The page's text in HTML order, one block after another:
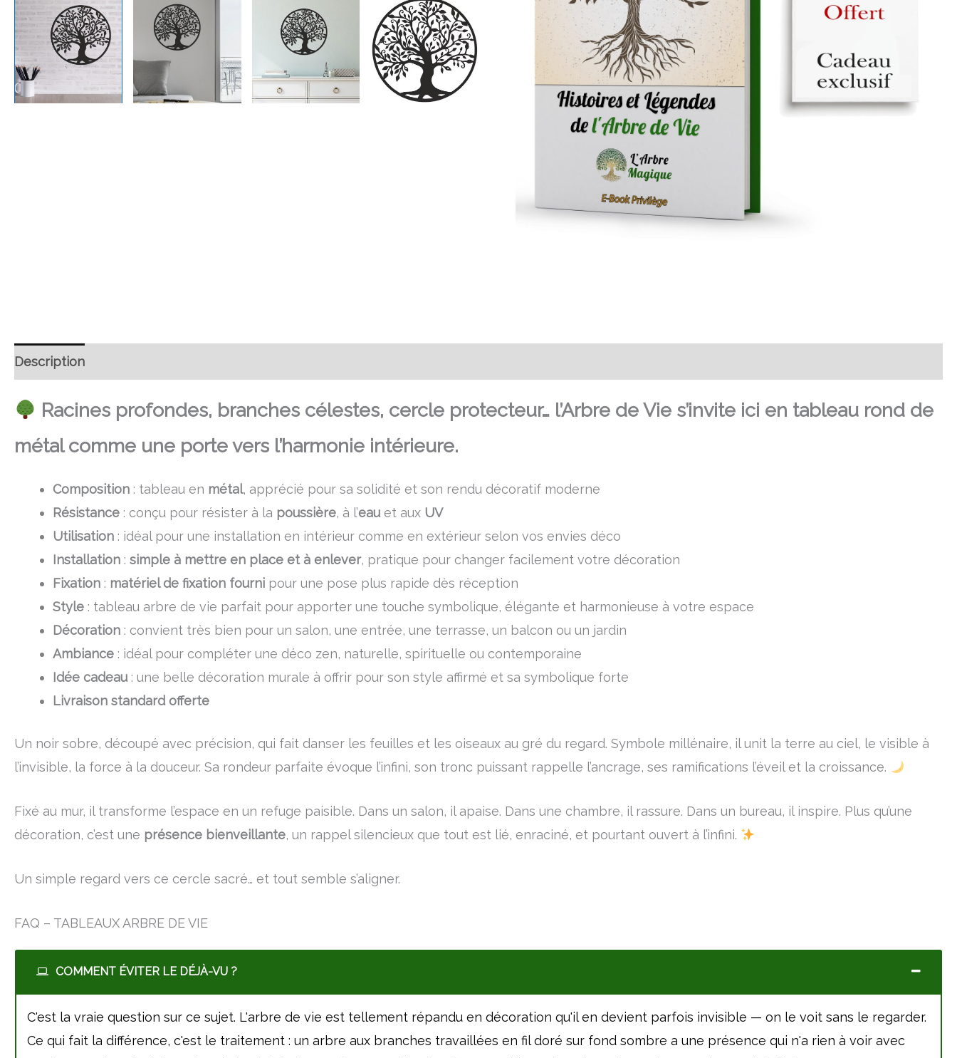
Description
Racines profondes, branches célestes, cercle protecteur… l’Arbre de Vie s’invite ici en tableau rond de
métal comme une porte vers l’harmonie intérieure.
Composition : tableau en métal, apprécié pour sa solidité et son rendu décoratif moderne
Résistance : conçu pour résister à la poussière, à l’eauet aux UV
Utilisation : idéal pour une installation en intérieur comme en extérieur selon vos envies déco
Installation : simple à mettre en place et à enlever, pratique pour changer facilement votre décoration
Fixation : matériel de fixation fourni pour une pose plus rapide dès réception
Style : tableau arbre de vie parfait pour apporter une touche symbolique, élégante et harmonieuse à votre espace
Décoration : convient très bien pour un salon, une entrée, une terrasse, un balcon ou un jardin
Ambiance : idéal pour compléter une déco zen, naturelle, spirituelle ou contemporaine
Idée cadeau: une belle décoration murale à offrir pour son style affirmé et sa symbolique forte
Livraison standard offerte
Un noir sobre, découpé avec précision, qui fait danser les feuilles et les oiseaux au gré du regard. Symbole millénaire, il unit la terre au ciel, le visible à
l’invisible, la force à la douceur. Sa rondeur parfaite évoque l’infini, son tronc puissant rappelle l’ancrage, ses ramifications l’éveil et la croissance.
Fixé au mur, il transforme l’espace en un refuge paisible. Dans un salon, il apaise. Dans une chambre, il rassure. Dans un bureau, il inspire. Plus qu’une
décoration, c’est une présence bienveillante, un rappel silencieux que tout est lié, enraciné, et pourtant ouvert à l’infini.
Un simple regard vers ce cercle sacré… et tout semble s’aligner.
FAQ – TABLEAUX ARBRE DE VIE
COMMENT ÉVITER LE DÉJÀ-VU ?
C'est la vraie question sur ce sujet. L'arbre de vie est tellement répandu en décoration qu'il en devient parfois invisible — on le voit sans le regarder.
Ce qui fait la différence, c'est le traitement : un arbre aux branches travaillées en fil doré sur fond sombre a une présence qui n'a rien à voir avec